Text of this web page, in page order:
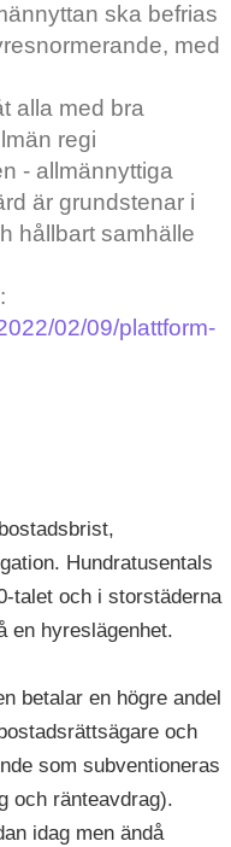
ska befrias
med
alla med bra
regi
- allmännyttiga
är grundstenar i
hållbart samhälle
02/09/plattform-
Hundratusentals
talet och i storstäderna
en hyreslägenhet.
betalar en högre andel
och
som subventioneras
och ränteavdrag).
idag men ändå